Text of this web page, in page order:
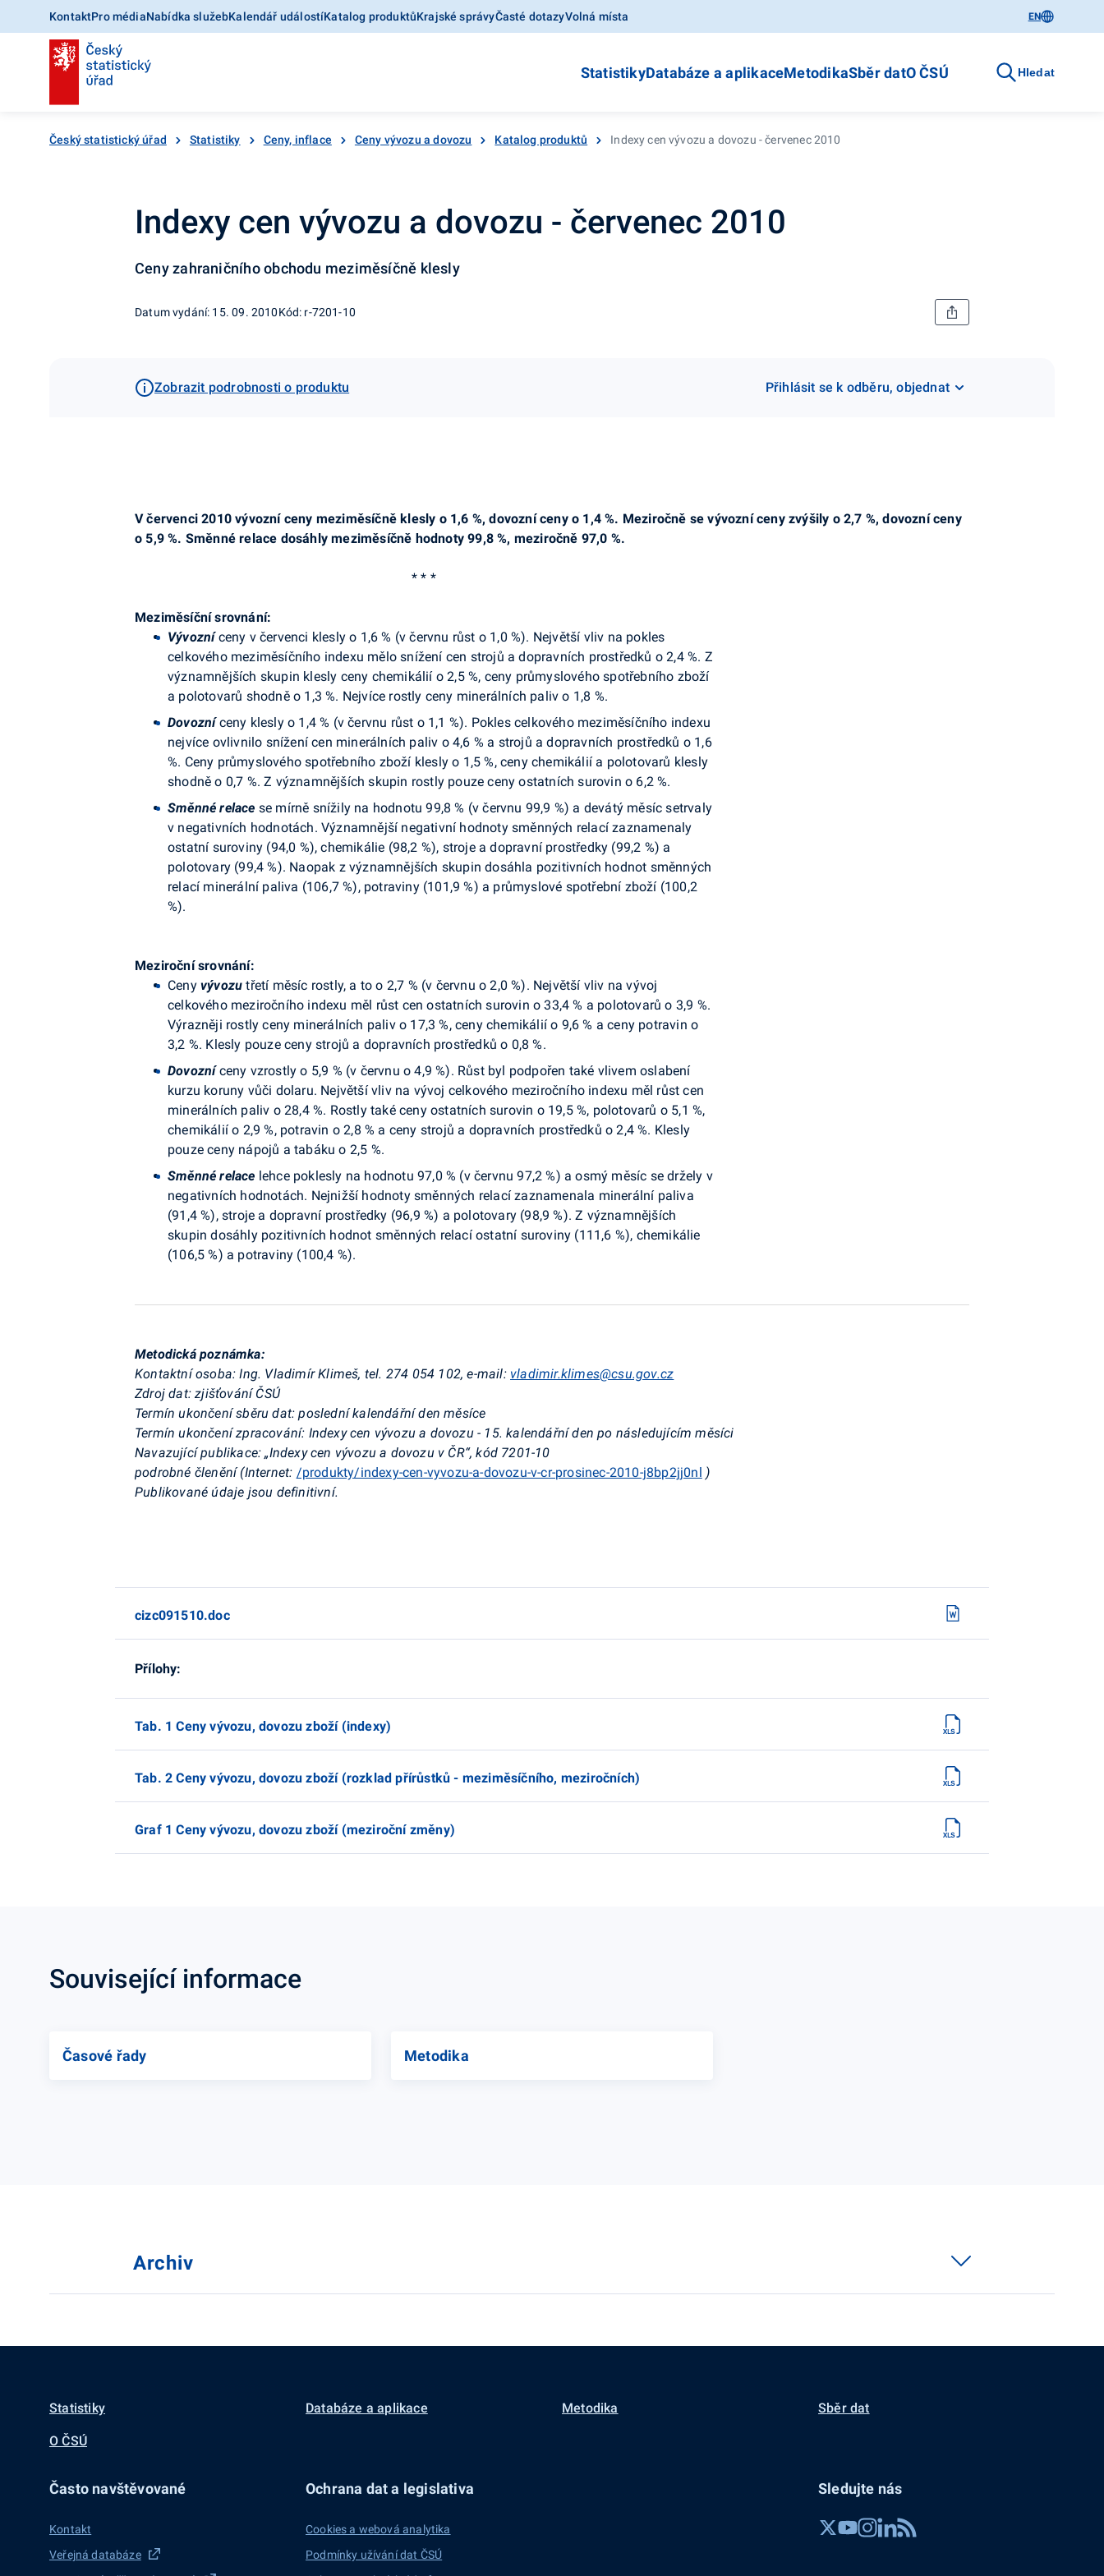
KontaktPro médiaNabídka služebKalendář událostíKatalog produktůKrajské správyČasté dotazyVolná místa EN
StatistikyDatabáze a aplikaceMetodikaSběr datO ČSÚ Hledat
Český statistický úřad Statistiky Ceny, inflace Ceny vývozu a dovozu Katalog produktů Indexy cen vývozu a dovozu - červenec 2010
Indexy cen vývozu a dovozu - červenec 2010
Ceny zahraničního obchodu meziměsíčně klesly
Datum vydání: 15. 09. 2010Kód: r-7201-10
Zobrazit podrobnosti o produktu Přihlásit se k odběru, objednat
V červenci 2010 vývozní ceny meziměsíčně klesly o 1,6 %, dovozní ceny o 1,4 %. Meziročně se vývozní ceny zvýšily o 2,7 %, dovozní ceny
o 5,9 %. Směnné relace dosáhly meziměsíčně hodnoty 99,8 %, meziročně 97,0 %.
* * *
Meziměsíční srovnání:
Vývozní ceny v červenci klesly o 1,6 % (v červnu růst o 1,0 %). Největší vliv na pokles
celkového meziměsíčního indexu mělo snížení cen strojů a dopravních prostředků o 2,4 %. Z
významnějších skupin klesly ceny chemikálií o 2,5 %, ceny průmyslového spotřebního zboží
a polotovarů shodně o 1,3 %. Nejvíce rostly ceny minerálních paliv o 1,8 %.
Dovozní ceny klesly o 1,4 % (v červnu růst o 1,1 %). Pokles celkového meziměsíčního indexu
nejvíce ovlivnilo snížení cen minerálních paliv o 4,6 % a strojů a dopravních prostředků o 1,6
%. Ceny průmyslového spotřebního zboží klesly o 1,5 %, ceny chemikálií a polotovarů klesly
shodně o 0,7 %. Z významnějších skupin rostly pouze ceny ostatních surovin o 6,2 %.
Směnné relace se mírně snížily na hodnotu 99,8 % (v červnu 99,9 %) a devátý měsíc setrvaly
v negativních hodnotách. Významnější negativní hodnoty směnných relací zaznamenaly
ostatní suroviny (94,0 %), chemikálie (98,2 %), stroje a dopravní prostředky (99,2 %) a
polotovary (99,4 %). Naopak z významnějších skupin dosáhla pozitivních hodnot směnných
relací minerální paliva (106,7 %), potraviny (101,9 %) a průmyslové spotřební zboží (100,2
%).
Meziroční srovnání:
Ceny vývozu třetí měsíc rostly, a to o 2,7 % (v červnu o 2,0 %). Největší vliv na vývoj
celkového meziročního indexu měl růst cen ostatních surovin o 33,4 % a polotovarů o 3,9 %.
Výrazněji rostly ceny minerálních paliv o 17,3 %, ceny chemikálií o 9,6 % a ceny potravin o
3,2 %. Klesly pouze ceny strojů a dopravních prostředků o 0,8 %.
Dovozníceny vzrostly o 5,9 % (v červnu o 4,9 %). Růst byl podpořen také vlivem oslabení
kurzu koruny vůči dolaru. Největší vliv na vývoj celkového meziročního indexu měl růst cen
minerálních paliv o 28,4 %. Rostly také ceny ostatních surovin o 19,5 %, polotovarů o 5,1 %,
chemikálií o 2,9 %, potravin o 2,8 % a ceny strojů a dopravních prostředků o 2,4 %. Klesly
pouze ceny nápojů a tabáku o 2,5 %.
Směnné relace lehce poklesly na hodnotu 97,0 % (v červnu 97,2 %) a osmý měsíc se držely v
negativních hodnotách. Nejnižší hodnoty směnných relací zaznamenala minerální paliva
(91,4 %), stroje a dopravní prostředky (96,9 %) a polotovary (98,9 %). Z významnějších
skupin dosáhly pozitivních hodnot směnných relací ostatní suroviny (111,6 %), chemikálie
(106,5 %) a potraviny (100,4 %).
Metodická poznámka:
Kontaktní osoba: Ing. Vladimír Klimeš, tel. 274 054 102, e-mail: vladimir.klimes@csu.gov.cz
Zdroj dat: zjišťování ČSÚ
Termín ukončení sběru dat: poslední kalendářní den měsíce
Termín ukončení zpracování: Indexy cen vývozu a dovozu - 15. kalendářní den po následujícím měsíci
Navazující publikace: „Indexy cen vývozu a dovozu v ČR“, kód 7201-10
podrobné členění (Internet: /produkty/indexy-cen-vyvozu-a-dovozu-v-cr-prosinec-2010-j8bp2jj0nl )
Publikované údaje jsou definitivní.
cizc091510.doc
Přílohy:
Tab. 1 Ceny vývozu, dovozu zboží (indexy)
Tab. 2 Ceny vývozu, dovozu zboží (rozklad přírůstků - meziměsíčního, meziročních)
Graf 1 Ceny vývozu, dovozu zboží (meziroční změny)
Související informace
Časové řady Metodika
Archiv
Statistiky Databáze a aplikace Metodika Sběr dat
O ČSÚ
Často navštěvované
Kontakt
Veřejná databáze
Ochrana dat a legislativa
Cookies a webová analytika
Podmínky užívání dat ČSÚ
Sledujte nás